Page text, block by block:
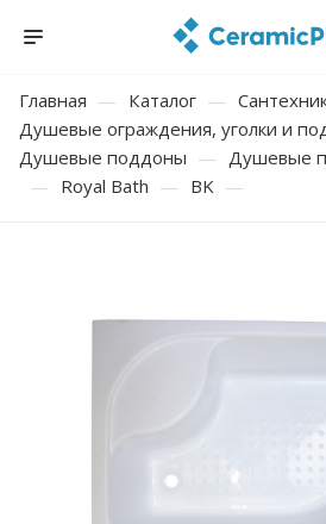
Главная — Каталог —
Душевые ограждения, уголки и
Душевые поддоны — Душевые
— Royal Bath — BK —